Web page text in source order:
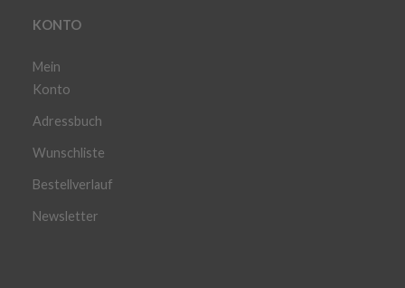
KONTO
Mein
Konto
Adressbuch
Wunschliste
Bestellverlauf
Newsletter